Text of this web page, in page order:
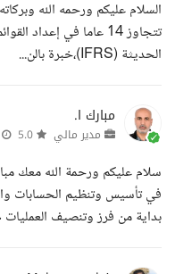
السلام عليكم ورحمه الله
تتجاوز 14 عاما في إعداد
الحديثة (IFRS)،خبرة بالن...
مبارك ا.
مدير مالي
في تأسيس وتنظيم الحسابات
بداية من فرز وتنصيف العمليات